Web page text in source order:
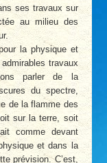
ses travaux sur
au milieu des
la physique et
travaux
parler de la
du spectre,
de la flamme des
sur la terre, soit
comme devant
et dans la
prévision. C’est,